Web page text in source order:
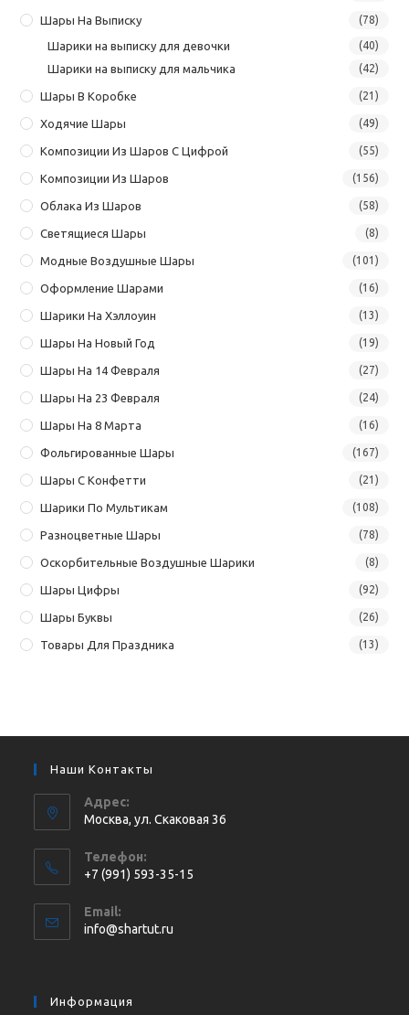
Шары На Выписку (78)
Шарики на выписку для девочки (40)
Шарики на выписку для мальчика (42)
Шары В Коробке (21)
Ходячие Шары (49)
Композиции Из Шаров С Цифрой (55)
Композиции Из Шаров (156)
Облака Из Шаров (58)
Светящиеся Шары (8)
Модные Воздушные Шары (101)
Оформление Шарами (16)
Шарики На Хэллоуин (13)
Шары На Новый Год (19)
Шары На 14 Февраля (27)
Шары На 23 Февраля (24)
Шары На 8 Марта (16)
Фольгированные Шары (167)
Шары С Конфетти (21)
Шарики По Мультикам (108)
Разноцветные Шары (78)
Оскорбительные Воздушные Шарики (8)
Шары Цифры (92)
Шары Буквы (26)
Товары Для Праздника (13)
Наши Контакты
Адрес:
Москва, ул. Cкаковая 36
Телефон:
+7 (991) 593-35-15
в
вашем
Email:
info@shartut.ru
Информация